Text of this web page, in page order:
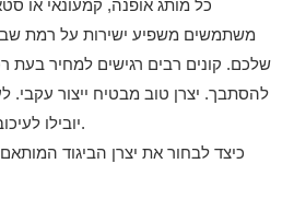
כל מותג אופנה, קמעונאי או
משתמשים משפיע ישירות על רמת
שלכם. קונים רבים רגישים למחיר בעת
להסתבך. יצרן טוב מבטיח ייצור עקבי.
יובילו לעיכובים, החזרות ואובדן מכירות.